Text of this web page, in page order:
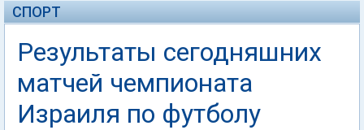
СПОРТ
Результаты сегодняшних
матчей чемпионата
Израиля по футболу